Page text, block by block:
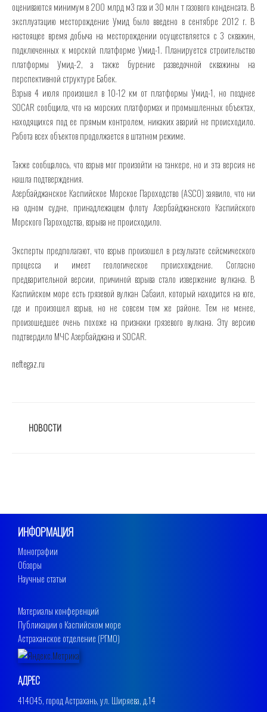
оцениваются минимум в 200 млрд м3 газа и 30 млн т газового конденсата. В
эксплуатацию месторождение Умид было введено в сентябре 2012 г. В
настоящее время добыча на месторождении осуществляется с 3 скважин,
подключенных к морской платформе Умид-1. Планируется строительство
платформы Умид-2, а также бурение разведочной скважины на
перспективной структуре Бабек.
Взрыв 4 июля произошел в 10-12 км от платформы Умид-1, но позднее
SOCAR сообщила, что на морских платформах и промышленных объектах,
находящихся под ее прямым контролем, никаких аварий не происходило.
Работа всех объектов продолжается в штатном режиме.
Также сообщалось, что взрыв мог произойти на танкере, но и эта версия не
нашла подтверждения.
Азербайджанское Каспийское Морское Пароходство (ASCO) заявило, что ни
на одном судне, принадлежащем флоту Азербайджанского Каспийского
Морского Пароходства, взрыва не происходило.
Эксперты предполагают, что взрыв произошел в результате сейсмического
процесса и имеет геологическое происхождение. Согласно
предварительной версии, причиной взрыва стало извержение вулкана. В
Каспийском море есть грязевой вулкан Сабаил, который находится на юге,
где и произошел взрыв, но не совсем том же районе. Тем не менее,
произошедшее очень похоже на признаки грязевого вулкана. Эту версию
подтвердило МЧС Азербайджана и SOCAR.
neftegaz.ru
РУБРИКИ
НОВОСТИ
ИНФОРМАЦИЯ
Монографии
Обзоры
Научные статьи
Материалы конференций
Публикации о Каспийском море
Астраханское отделение (РГМО)
АДРЕС
414045, город Астрахань, ул. Ширяева, д.14